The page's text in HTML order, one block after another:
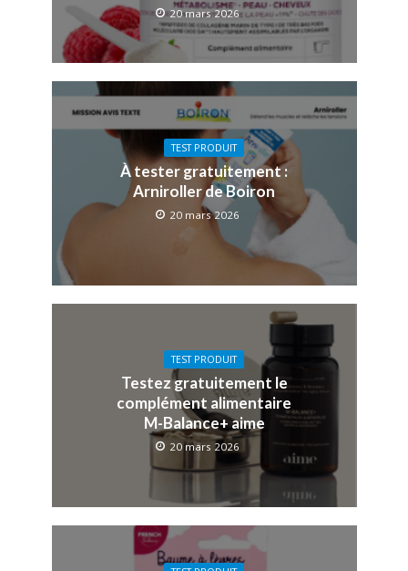
20 mars 2026
TEST PRODUIT
À tester gratuitement :
Arniroller de Boiron
20 mars 2026
TEST PRODUIT
Testez gratuitement le
complément alimentaire
M-Balance+ aime
20 mars 2026